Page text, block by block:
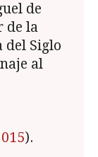
de
de la
del Siglo
al
).